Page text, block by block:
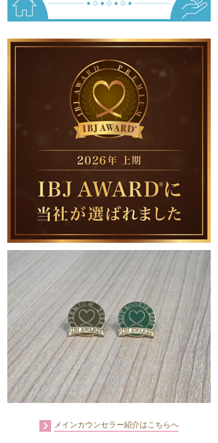
メインカウンセラー紹介はこちらへ